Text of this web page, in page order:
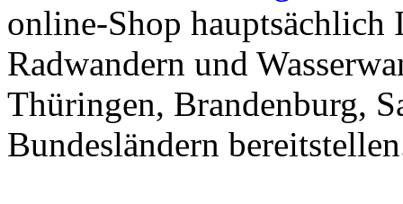
online-Shop
Radwandern und
Thüringen, Brandenburg,
Bundesländern